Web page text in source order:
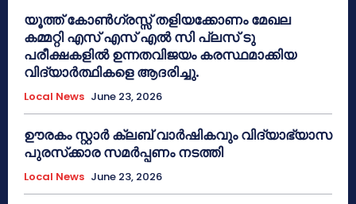
യൂത്ത് കോൺഗ്രസ്സ് തളിയക്കോണം മേഖല
കമ്മറ്റി എസ് എസ് എൽ സി പ്ലസ് ടു
പരീക്ഷകളിൽ ഉന്നതവിജയം കരസ്ഥമാക്കിയ
വിദ്യാർത്ഥികളെ ആദരിച്ചു.
Local News June 23, 2026
ഊരകം സ്റ്റാർ ക്ലബ് വാർഷികവും വിദ്യാഭ്യാസ
പുരസ്‌ക്കാര സമർപ്പണം നടത്തി
Local News June 23, 2026